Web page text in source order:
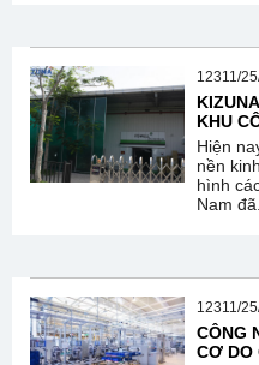
12311/
KHU
Hiện
nền
hình
Nam
12311/
CÔNG
CƠ DO